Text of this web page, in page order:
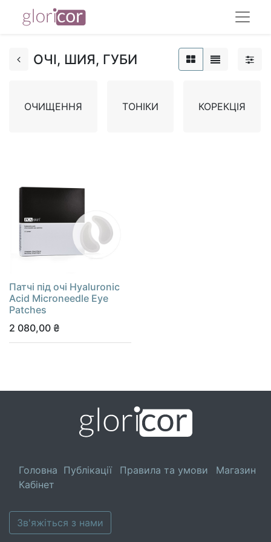
ОЧІ, ШИЯ, ГУБИ
ОЧИЩЕННЯ ТОНІКИ КОРЕКЦІЯ
Патчі під очі Hyaluronic
Acid Microneedle Eye
Patches
2 080,00 ₴
Головна Публікації Правила та умови
Магазин
Кабінет
Зв'яжіться з нами​​